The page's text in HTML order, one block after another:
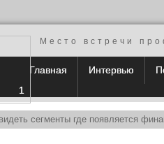
Место встречи
Главная
1
Интервью
сегменты где появляется